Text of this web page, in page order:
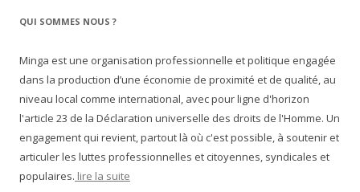
QUI SOMMES NOUS ?
Minga est une organisation professionnelle et politique engagée
dans la production d’une économie de proximité et de qualité, au
niveau local comme international, avec pour ligne d'horizon
l'article 23 de la Déclaration universelle des droits de l'Homme. Un
engagement qui revient, partout là où c'est possible, à soutenir et
articuler les luttes professionnelles et citoyennes, syndicales et
populaires. lire la suite